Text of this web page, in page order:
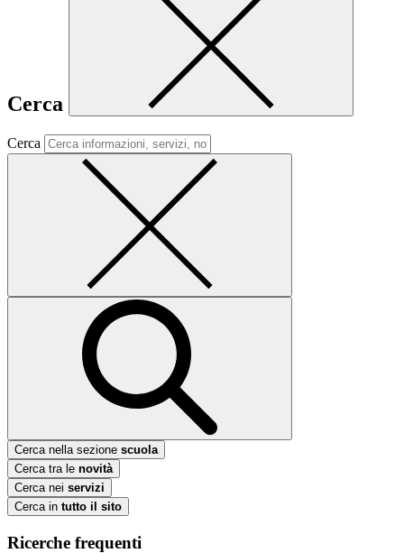
Cerca
Cerca
Cerca nella sezione scuola
Cerca tra le novità
Cerca nei servizi
Cerca in tutto il sito
Ricerche frequenti